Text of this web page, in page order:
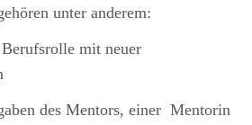
unter anderem:
mit neuer
des Mentors, einer Mentorin